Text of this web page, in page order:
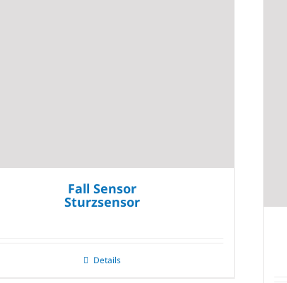
Fall Sensor
Sturzsensor
Details